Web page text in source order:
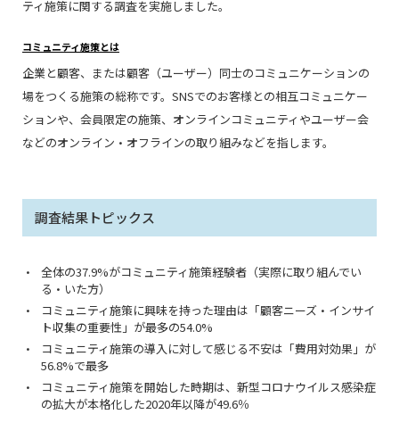
ティ施策に関する調査を実施しました。
コミュニティ施策とは
企業と顧客、または顧客（ユーザー）同士のコミュニケーションの
場をつくる施策の総称です。SNSでのお客様との相互コミュニケー
ションや、会員限定の施策、オンラインコミュニティやユーザー会
などのオンライン・オフラインの取り組みなどを指します。
調査結果トピックス
全体の37.9%がコミュニティ施策経験者（実際に取り組んでい
る・いた方）
コミュニティ施策に興味を持った理由は「顧客ニーズ・インサイ
ト収集の重要性」が最多の54.0%
コミュニティ施策の導入に対して感じる不安は「費用対効果」が
56.8%で最多
コミュニティ施策を開始した時期は、新型コロナウイルス感染症
の拡大が本格化した2020年以降が49.6％